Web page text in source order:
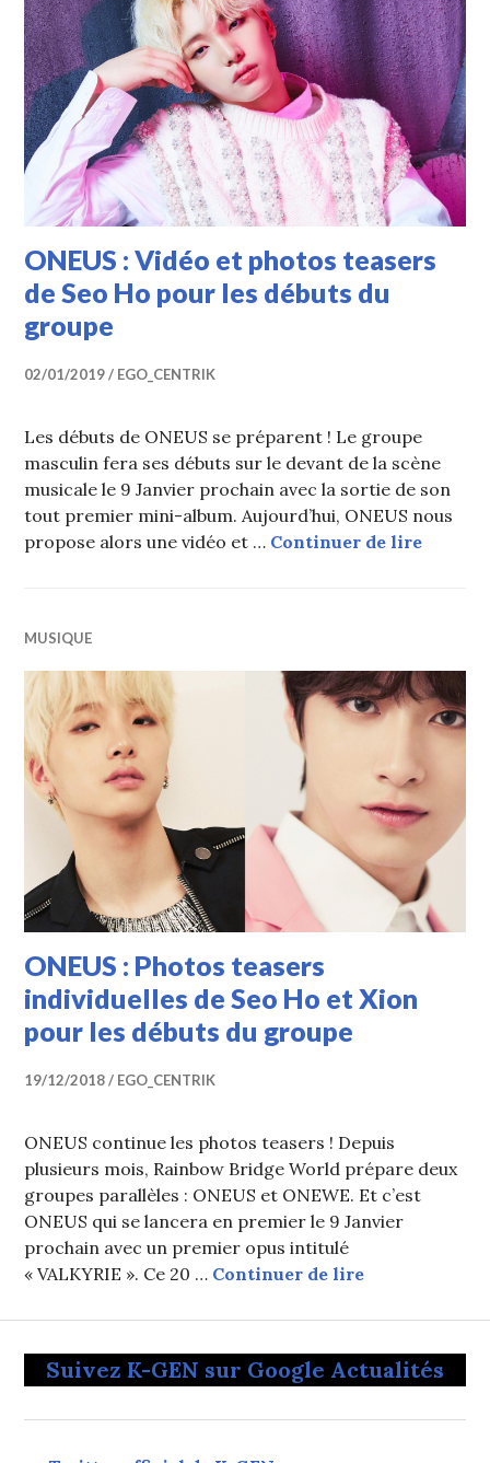
ONEUS : Vidéo et photos teasers
de Seo Ho pour les débuts du
groupe
02/01/2019 EGO_CENTRIK
Les débuts de ONEUS se préparent ! Le groupe
masculin fera ses débuts sur le devant de la scène
musicale le 9 Janvier prochain avec la sortie de son
tout premier mini-album. Aujourd’hui, ONEUS nous
propose alors une vidéo et … Continuer de lire
MUSIQUE
ONEUS : Photos teasers
individuelles de Seo Ho et Xion
pour les débuts du groupe
19/12/2018 EGO_CENTRIK
ONEUS continue les photos teasers ! Depuis
plusieurs mois, Rainbow Bridge World prépare deux
groupes parallèles : ONEUS et ONEWE. Et c’est
ONEUS qui se lancera en premier le 9 Janvier
prochain avec un premier opus intitulé
« VALKYRIE ». Ce 20 … Continuer de lireONEUS :
Suivez K-GEN sur Google Actualités